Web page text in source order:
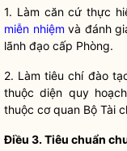
1. Làm căn cứ thực
miễn nhiệm và đánh
lãnh đạo cấp Phòng.
2. Làm tiêu chí đào
thuộc diện quy
thuộc cơ quan Bộ Tài
Điều 3. Tiêu chuẩn